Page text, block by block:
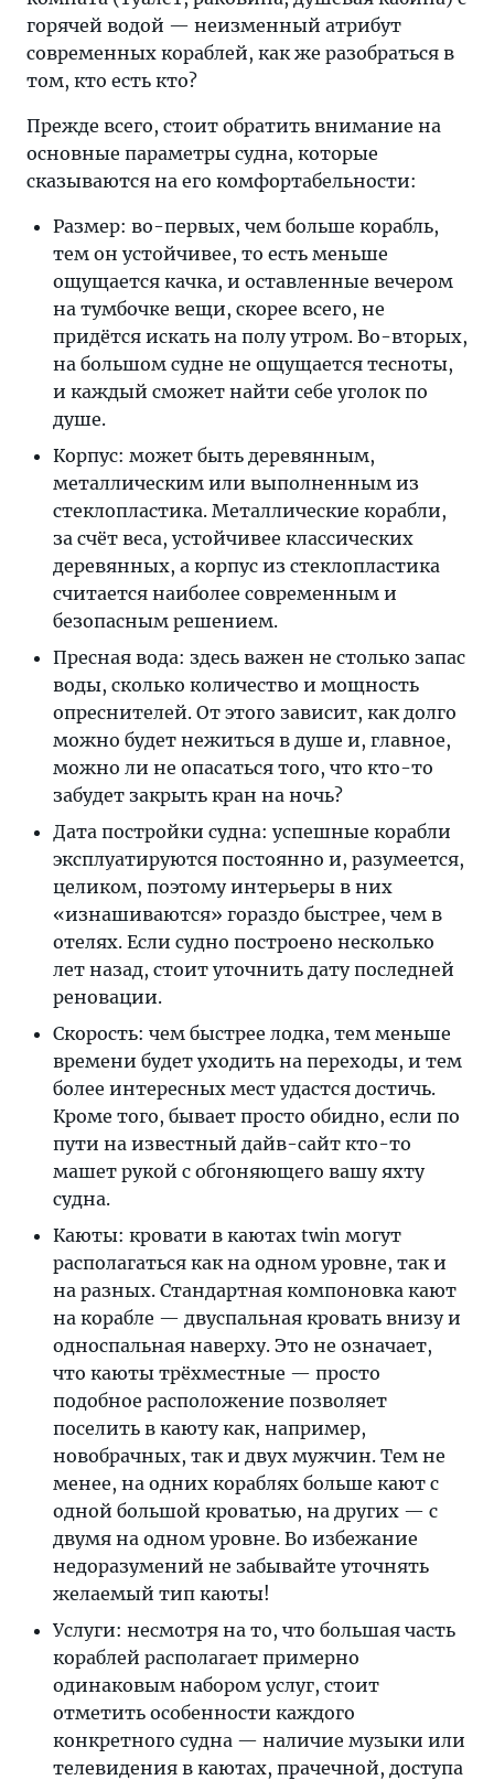
горячей водой — неизменный атрибут
современных кораблей, как же разобраться в
том, кто есть кто?
Прежде всего, стоит обратить внимание на
основные параметры судна, которые
сказываются на его комфортабельности:
Размер: во-первых, чем больше корабль,
тем он устойчивее, то есть меньше
ощущается качка, и оставленные вечером
на тумбочке вещи, скорее всего, не
придётся искать на полу утром. Во-вторых,
на большом судне не ощущается тесноты,
и каждый сможет найти себе уголок по
душе.
Корпус: может быть деревянным,
металлическим или выполненным из
стеклопластика. Металлические корабли,
за счёт веса, устойчивее классических
деревянных, а корпус из стеклопластика
считается наиболее современным и
безопасным решением.
Пресная вода: здесь важен не столько запас
воды, сколько количество и мощность
опреснителей. От этого зависит, как долго
можно будет нежиться в душе и, главное,
можно ли не опасаться того, что кто-то
забудет закрыть кран на ночь?
Дата постройки судна: успешные корабли
эксплуатируются постоянно и, разумеется,
целиком, поэтому интерьеры в них
«изнашиваются» гораздо быстрее, чем в
отелях. Если судно построено несколько
лет назад, стоит уточнить дату последней
реновации.
Скорость: чем быстрее лодка, тем меньше
времени будет уходить на переходы, и тем
более интересных мест удастся достичь.
Кроме того, бывает просто обидно, если по
пути на известный дайв-сайт кто-то
машет рукой с обгоняющего вашу яхту
судна.
Каюты: кровати в каютах twin могут
располагаться как на одном уровне, так и
на разных. Стандартная компоновка кают
на корабле — двуспальная кровать внизу и
односпальная наверху. Это не означает,
что каюты трёхместные — просто
подобное расположение позволяет
поселить в каюту как, например,
новобрачных, так и двух мужчин. Тем не
менее, на одних кораблях больше кают с
одной большой кроватью, на других — с
двумя на одном уровне. Во избежание
недоразумений не забывайте уточнять
желаемый тип каюты!
Услуги: несмотря на то, что большая часть
кораблей располагает примерно
одинаковым набором услуг, стоит
отметить особенности каждого
конкретного судна — наличие музыки или
телевидения в каютах, прачечной, доступа